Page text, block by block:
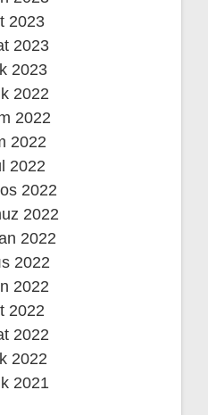
2023
2023
2023
2022
2022
2022
2022
2022
2022
2022
2022
2022
2022
2022
2022
2021